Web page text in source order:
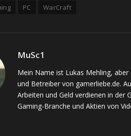
PC WarCraft
MuSc1
Mein Name ist Lukas Mehling,
und Betreiber von gamerliebe.de.
Arbeiten und Geld verdienen in der
Gaming-Branche und Aktien von